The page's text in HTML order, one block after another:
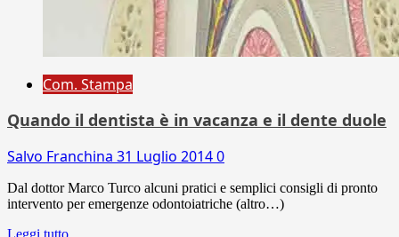
Com. Stampa
Quando il dentista è in vacanza e il dente duole
Salvo Franchina 31 Luglio 20140
Dal dottor Marco Turco alcuni pratici e semplici consigli di pronto
intervento per emergenze odontoiatriche (altro…)
Leggi tutto